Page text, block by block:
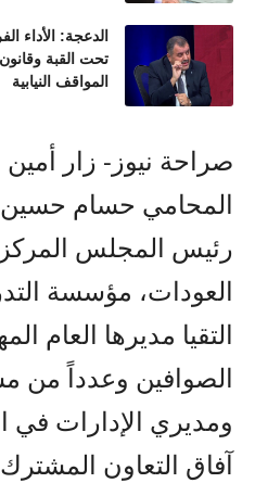
الدعجة: الأداء
تحت القبة
المواقف النيابية
صراحة نيوز- زار
المحامي حسام حسين
رئيس المجلس
العودات، مؤسسة
التقيا مديرها العام
الصوافين وعدداً من
ومديري الإدارات
آفاق التعاون